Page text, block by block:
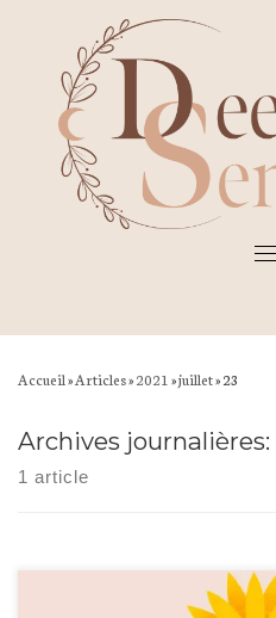
Accueil»Articles»2021 »juillet»23
Archives journalières:
1 article